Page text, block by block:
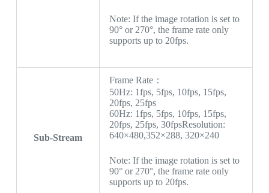
Note: If the image rotation is set to
90° or 270°, the frame rate only
supports up to 20fps.
Sub-Stream
Frame Rate：
50Hz: 1fps, 5fps, 10fps, 15fps,
20fps, 25fps
60Hz: 1fps, 5fps, 10fps, 15fps,
20fps, 25fps, 30fpsResolution:
640×480,352×288, 320×240
Note: If the image rotation is set to
90° or 270°, the frame rate only
supports up to 20fps.